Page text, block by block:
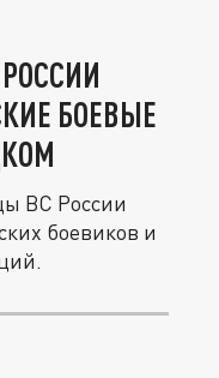
БОЕВЫЕ
ВС России
боевиков и